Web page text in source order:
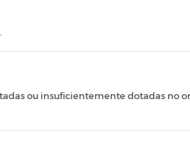
ou insuficientemente dotadas no